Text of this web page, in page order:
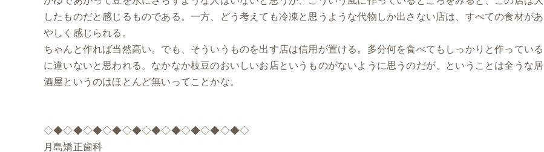
したものだと感じるものである。一方、どう考えても冷凍と思うような代物しか出さない店は、すべての食材があ
やしく感じられる。
ちゃんと作れば当然高い。でも、そういうものを出す店は信用が置ける。多分何を食べてもしっかりと作っている
に違いないと思われる。なかなか枝豆のおいしいお店というものがないように思うのだが、ということは全うな居
酒屋というのはほとんど無いってことかな。
◇◆◇◆◇◆◇◆◇◆◇◆◇◆◇◆◇◆◇◆◇
月島矯正歯科